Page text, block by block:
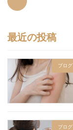
最近の投稿
ブログ
ブログ